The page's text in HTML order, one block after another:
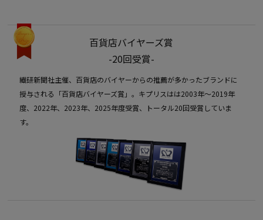
百貨店バイヤーズ賞
-20回受賞-
繊研新聞社主催、百貨店のバイヤーからの推薦が多かったブランドに
授与される「百貨店バイヤーズ賞」。キプリスはは2003年〜2019年
度、2022年、2023年、2025年度受賞、トータル20回受賞していま
す。